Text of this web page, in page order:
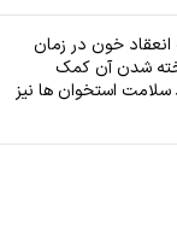
خون در زمان
شدن آن کمک
استخوان ها نیز